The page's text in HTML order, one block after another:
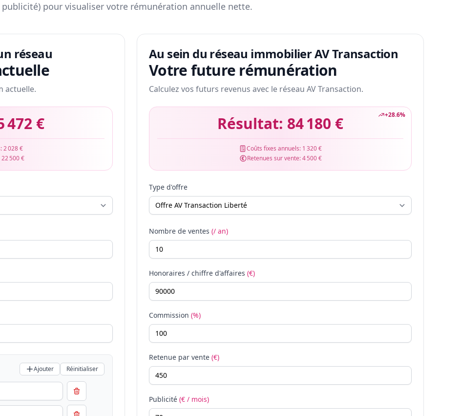
pour visualiser votre rémunération annuelle nette.
réseau
actuelle.
472 €
2 028 €
22 500 €
Ajouter Réinitialiser
Au sein du réseau immobilier AV Transaction
Votre future rémunération
Calculez vos futurs revenus avec le réseau AV Transaction.
+28.6%
Résultat: 84 180 €
Coûts fixes annuels: 1 320 €
Retenues sur vente:4 500 €
Type d'offre
Nombre de ventes (/ an)
Honoraires / chiffre d'affaires (€)
Commission (%)
Retenue par vente (€)
Publicité (€ / mois)